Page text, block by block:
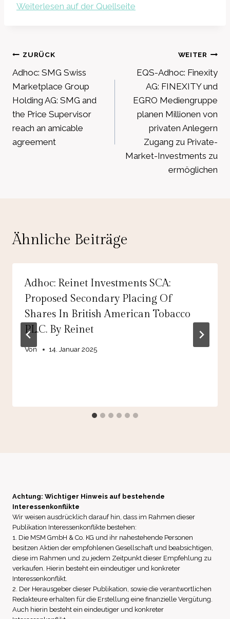
Weiterlesen auf der Quellseite
Beitragsnavigation
ZURÜCK
Adhoc: SMG Swiss
Marketplace Group
Holding AG: SMG and
the Price Supervisor
reach an amicable
agreement
WEITER
EQS-Adhoc: Finexity
AG: FINEXITY und
EGRO Mediengruppe
planen Millionen von
privaten Anlegern
Zugang zu Private-
Market-Investments zu
ermöglichen
Ähnliche Beiträge
Adhoc: Reinet Investments SCA:
Proposed Secondary Placing Of
Shares In British American Tobacco
P.L.C. By Reinet
Von 14. Januar 2025
Achtung: Wichtiger Hinweis auf bestehende
Interessenkonflikte
Wir weisen ausdrücklich darauf hin, dass im Rahmen dieser
Publikation Interessenkonflikte bestehen:
1. Die MSM GmbH & Co. KG und ihr nahestehende Personen
besitzen Aktien der empfohlenen Gesellschaft und beabsichtigen,
diese im Rahmen und zu jedem Zeitpunkt dieser Empfehlung zu
verkaufen. Hierin besteht ein eindeutiger und konkreter
Interessenkonflikt.
2. Der Herausgeber dieser Publikation, sowie die verantwortlichen
Redakteure erhalten für die Erstellung eine finanzielle Vergütung.
Auch hierin besteht ein eindeutiger und konkreter